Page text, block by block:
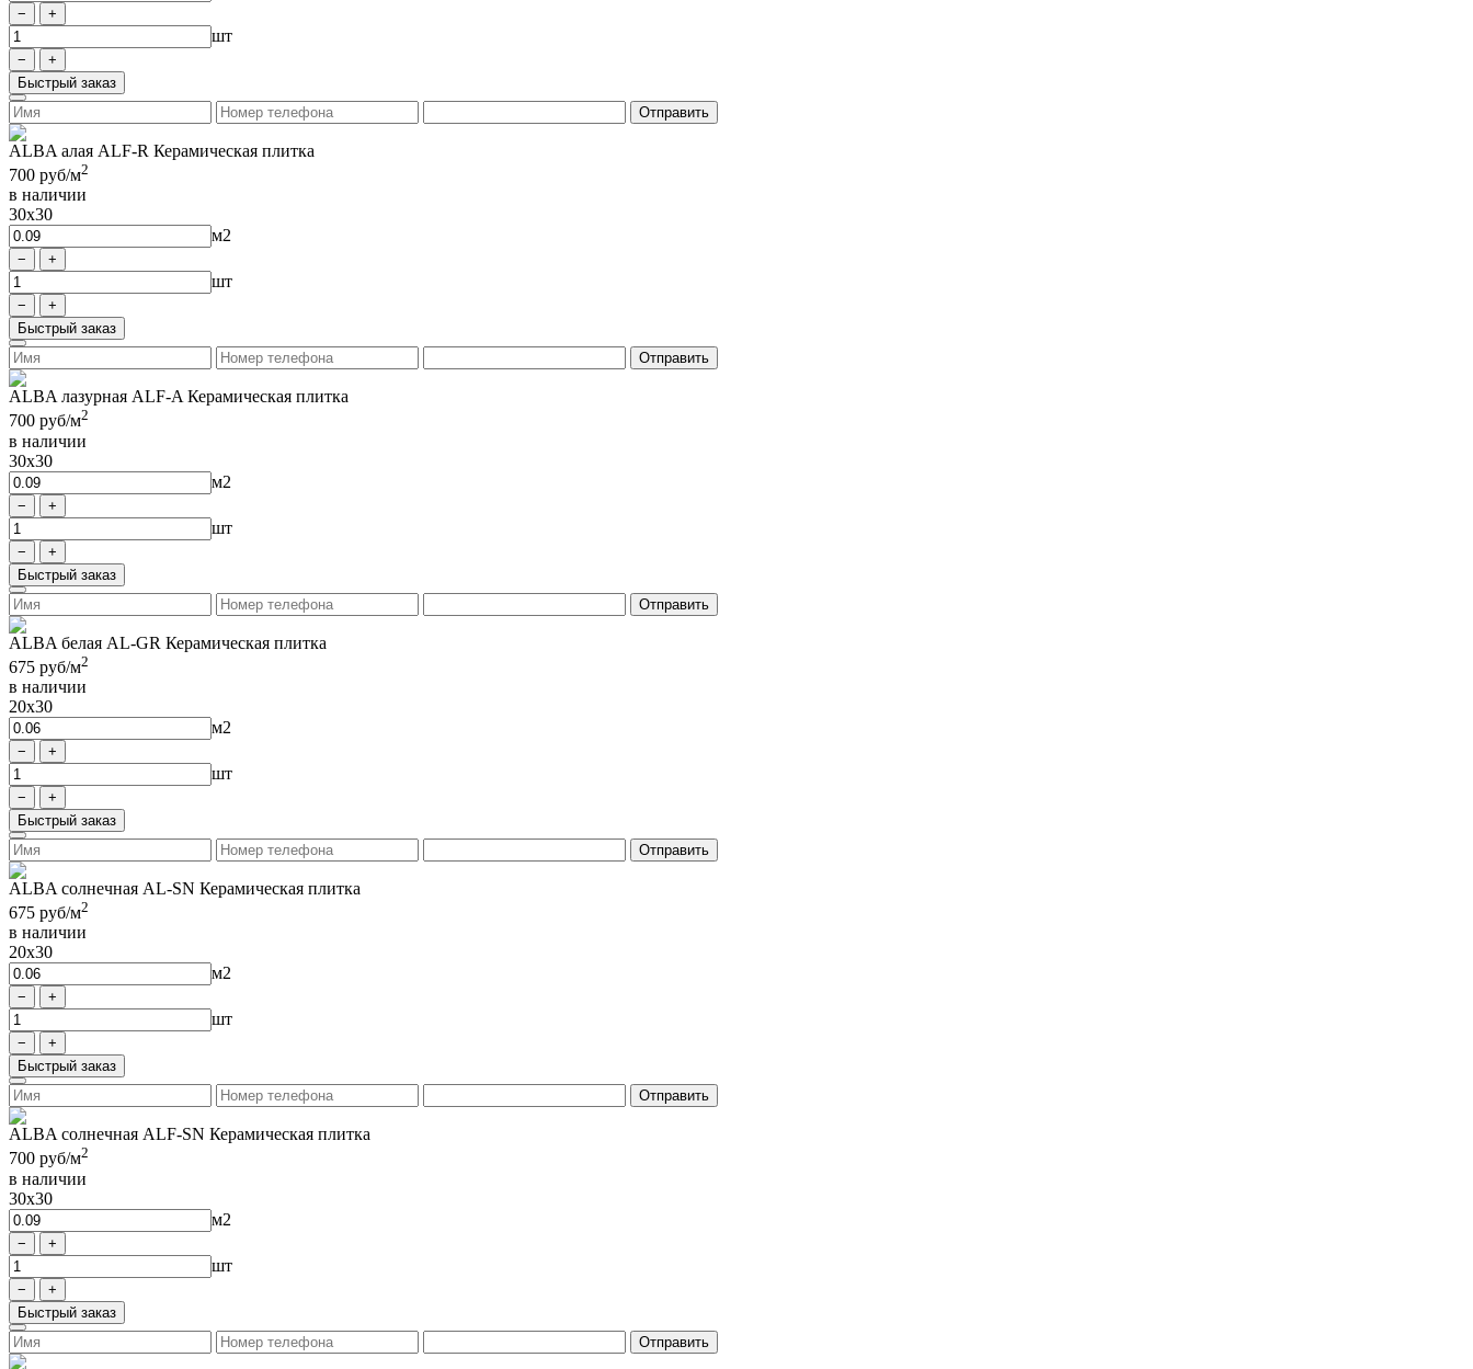
шт
Быстрый заказ
ALBA алая ALF-R Керамическая плитка
700 руб/м2
в наличии
30x30
м2
шт
Быстрый заказ
ALBA лазурная ALF-A Керамическая плитка
700 руб/м2
в наличии
30x30
м2
шт
Быстрый заказ
ALBA белая AL-GR Керамическая плитка
675 руб/м2
в наличии
20x30
м2
шт
Быстрый заказ
ALBA солнечная AL-SN Керамическая плитка
675 руб/м2
в наличии
20x30
м2
шт
Быстрый заказ
ALBA солнечная ALF-SN Керамическая плитка
700 руб/м2
в наличии
30x30
м2
шт
Быстрый заказ